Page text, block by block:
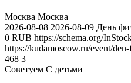
Москва Москва
2026-08-08 2026-08-09 День
0 RUB https://schema.org/
https://kudamoscow.ru/event/
468 3
Советуем С детьми